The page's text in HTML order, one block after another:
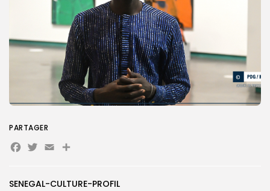
SENEGAL-CULTURE-PROFIL
PARTAGER
Facebook
Twitter
EmailPartager